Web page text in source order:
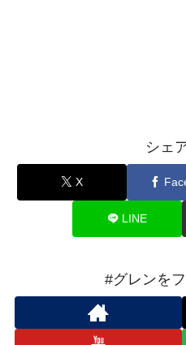
シェ
X
LINE
#グレンを